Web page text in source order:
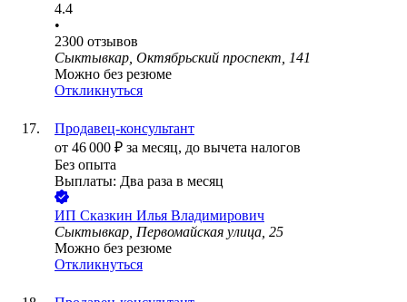
4.4
•
2300 отзывов
Сыктывкар, Октябрьский проспект, 141
Можно без резюме
Откликнуться
Продавец-консультант
от 46 000 ₽ за месяц, до вычета налогов
Без опыта
Выплаты: Два раза в месяц
ИП Сказкин Илья Владимирович
Сыктывкар, Первомайская улица, 25
Можно без резюме
Откликнуться